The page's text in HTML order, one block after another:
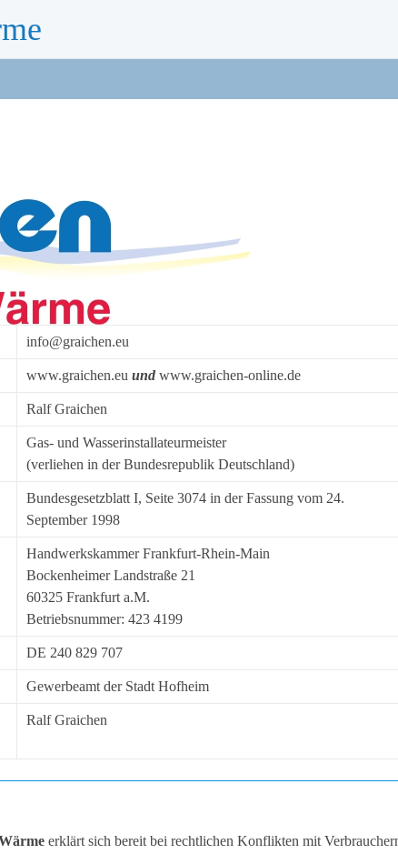
info@graichen.eu
www.graichen.eu und www.graichen-online.de
Ralf Graichen
Gas- und Wasserinstallateurmeister
(verliehen in der Bundesrepublik Deutschland)
Bundesgesetzblatt I, Seite 3074 in der Fassung vom 24.
September 1998
Handwerkskammer Frankfurt-Rhein-Main
Bockenheimer Landstraße 21
60325 Frankfurt a.M.
Betriebsnummer: 423 4199
DE 240 829 707
Gewerbeamt der Stadt Hofheim
Ralf Graichen
erklärt sich bereit bei rechtlichen Konflikten mit